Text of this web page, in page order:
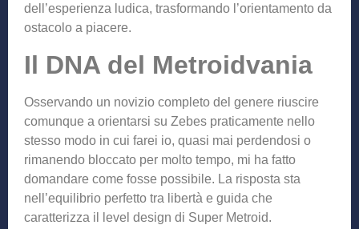
dell’esperienza ludica, trasformando l’orientamento da
ostacolo a piacere.
Il DNA del Metroidvania
Osservando un novizio completo del genere riuscire
comunque a orientarsi su Zebes praticamente nello
stesso modo in cui farei io, quasi mai perdendosi o
rimanendo bloccato per molto tempo, mi ha fatto
domandare come fosse possibile. La risposta sta
nell’equilibrio perfetto tra libertà e guida che
caratterizza il level design di Super Metroid.